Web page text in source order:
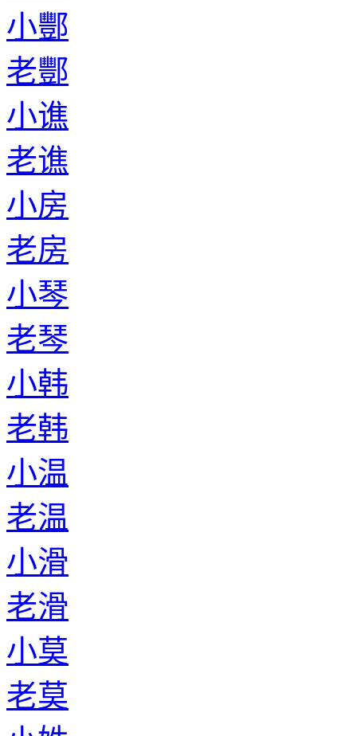
小酆
老酆
小谯
老谯
小房
老房
小琴
老琴
小韩
老韩
小温
老温
小滑
老滑
小莫
老莫